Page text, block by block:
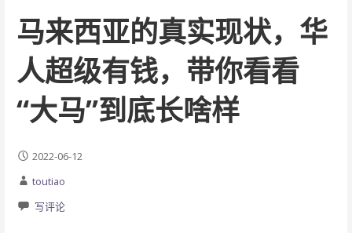
马来西亚的真实现状，华
人超级有钱，带你看看
“大马”到底长啥样
2022-06-12
toutiao
写评论